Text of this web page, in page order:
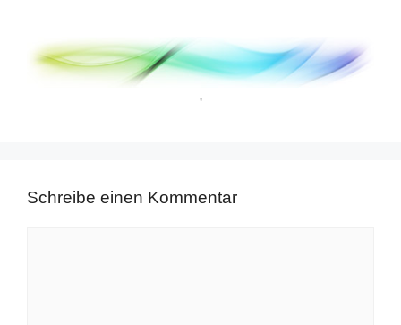
'
Schreibe einen Kommentar